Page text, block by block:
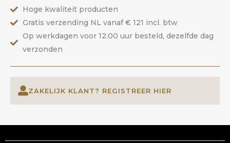
Hoge kwaliteit producten
Gratis verzending NL vanaf € 121 incl. btw
Op werkdagen voor 12.00 uur besteld, dezelfde dag
verzonden
ZAKELIJK KLANT? REGISTREER HIER